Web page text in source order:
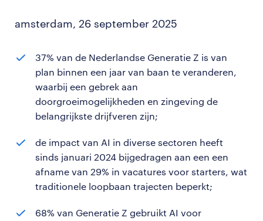
amsterdam, 26 september 2025
37% van de Nederlandse Generatie Z is van
plan binnen een jaar van baan te veranderen,
waarbij een gebrek aan
doorgroeimogelijkheden en zingeving de
belangrijkste drijfveren zijn;
de impact van AI in diverse sectoren heeft
sinds januari 2024 bijgedragen aan een een
afname van 29% in vacatures voor starters, wat
traditionele loopbaan trajecten beperkt;
68% van Generatie Z gebruikt AI voor